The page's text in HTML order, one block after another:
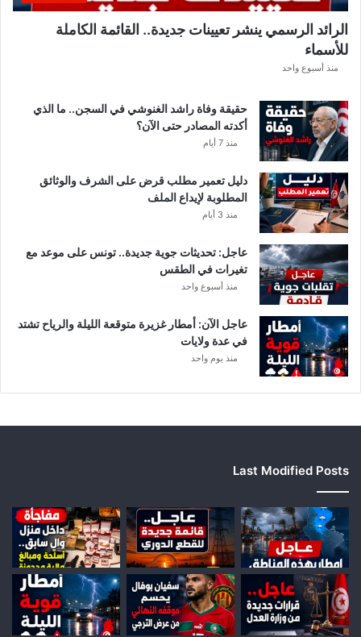
الرائد الرسمي ينشر تعيينات جديدة.. القائمة الكاملة
للأسماء
منذ أسبوع واحد
حقيقة وفاة راشد الغنوشي في السجن.. ما الذي
أكدته المصادر حتى الآن؟
منذ 7 أيام
دليل تعمير مطلب قرض على الشرف والوثائق
المطلوبة لإيداع الملف
منذ 3 أيام
عاجل: تحديثات جوية جديدة.. تونس على موعد مع
تغيرات في الطقس
منذ أسبوع واحد
عاجل الآن: أمطار غزيرة متوقعة الليلة والرياح تشتد
في عدة ولايات
منذ يوم واحد
Last Modified Posts